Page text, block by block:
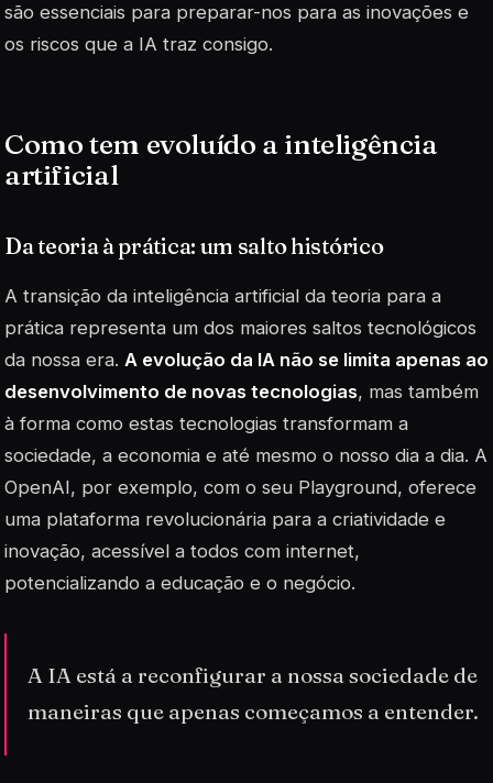
são essenciais para preparar-nos para as inovações e
os riscos que a IA traz consigo.
Como tem evoluído a inteligência
artificial
Da teoria à prática: um salto histórico
A transição da inteligência artificial da teoria para a
prática representa um dos maiores saltos tecnológicos
da nossa era. A evolução da IA não se limita apenas ao
desenvolvimento de novas tecnologias, mas também
à forma como estas tecnologias transformam a
sociedade, a economia e até mesmo o nosso dia a dia. A
OpenAI, por exemplo, com o seu Playground, oferece
uma plataforma revolucionária para a criatividade e
inovação, acessível a todos com internet,
potencializando a educação e o negócio.
A IA está a reconfigurar a nossa sociedade de
maneiras que apenas começamos a entender.